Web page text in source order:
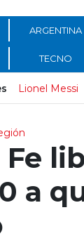
ARGENTINA
TECNO
Lionel Messi
Fe
a